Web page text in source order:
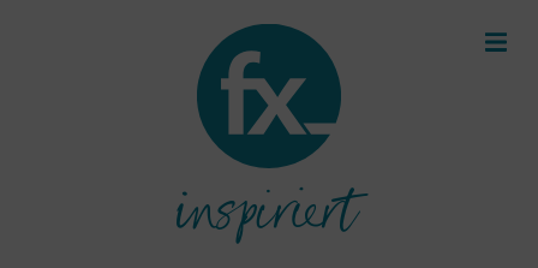
inspiriert